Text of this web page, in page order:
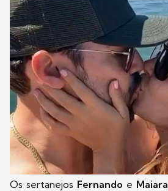
Os sertanejos Fernando e Maiara